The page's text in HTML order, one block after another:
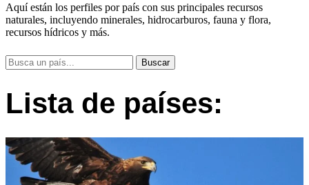
Aquí están los perfiles por país con sus principales recursos
naturales, incluyendo minerales, hidrocarburos, fauna y flora,
recursos hídricos y más.
Lista de países: